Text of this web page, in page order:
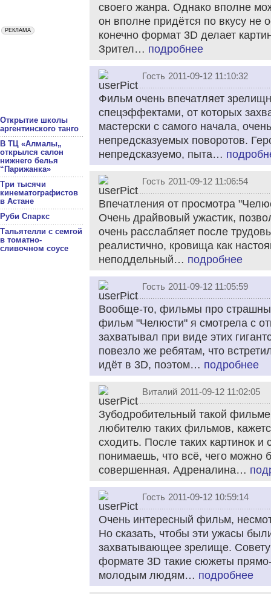
Открытие школы
аргентинского танго
В ТЦ «Алмалы„
открылся салон
нижнего белья
“Парижанка»
Три тысячи
кинематографистов
в Астане
Руби Спаркс
Тальятелли с семгой
в томатно-
сливочном соусе
своего жанра. Однако вполне
он вполне придётся по вкусу не
конечно формат 3D делает
Зрител… подробнее
Гость 2011-09-12 11:10:32
Фильм очень впечатляет
спецэффектами, от которых
мастерски с самого начала,
непредсказуемых поворотов.
непредсказуемо, пыта…
Гость 2011-09-12 11:06:54
Впечатления от просмотра
Очень драйвовый ужастик,
очень расслабляет после
реалистично, кровища как
неподдельный… подробнее
Гость 2011-09-12 11:05:59
Вообще-то, фильмы про
фильм "Челюсти" я смотрела с
захватывал при виде этих
повезло же ребятам, что
идёт в 3D, поэтом… подробнее
Виталий 2011-09-12 11:02:05
Зубодробительный такой
любителю таких фильмов,
сходить. После таких картинок
понимаешь, что всё, чего можно
совершенная. Адреналина…
Гость 2011-09-12 10:59:14
Очень интересный фильм,
Но сказать, чтобы эти ужасы
захватывающее зрелище.
формате 3D такие сюжеты
молодым людям… подробнее